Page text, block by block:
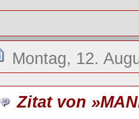
Montag, 12.
Zitat von